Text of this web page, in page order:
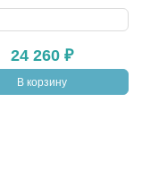
24 260 ₽
В корзину